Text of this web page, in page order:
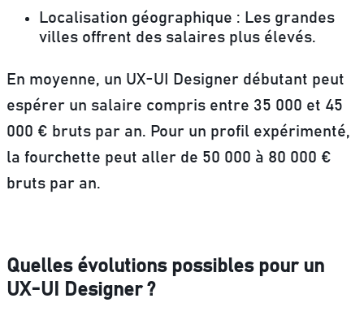
Localisation géographique : Les grandes
villes offrent des salaires plus élevés.
En moyenne, un UX-UI Designer débutant peut
espérer un salaire compris entre 35 000 et 45
000 € bruts par an. Pour un profil expérimenté,
la fourchette peut aller de 50 000 à 80 000 €
bruts par an.
Quelles évolutions possibles pour un
UX-UI Designer ?